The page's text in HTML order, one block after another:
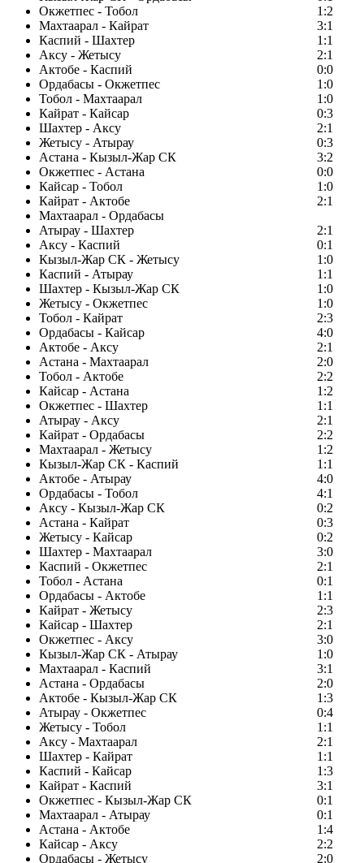
Окжетпес - Тобол
1:2
Махтаарал - Кайрат
3:1
Каспий - Шахтер
1:1
Аксу - Жетысу
2:1
Актобе - Каспий
0:0
Ордабасы - Окжетпес
1:0
Тобол - Махтаарал
1:0
Кайрат - Кайсар
0:3
Шахтер - Аксу
2:1
Жетысу - Атырау
0:3
Астана - Кызыл-Жар СК
3:2
Окжетпес - Астана
0:0
Кайсар - Тобол
1:0
Кайрат - Актобе
2:1
Махтаарал - Ордабасы
Атырау - Шахтер
2:1
Аксу - Каспий
0:1
Кызыл-Жар СК - Жетысу
1:0
Каспий - Атырау
1:1
Шахтер - Кызыл-Жар СК
1:0
Жетысу - Окжетпес
1:0
Тобол - Кайрат
2:3
Ордабасы - Кайсар
4:0
Актобе - Аксу
2:1
Астана - Махтаарал
2:0
Тобол - Актобе
2:2
Кайсар - Астана
1:2
Окжетпес - Шахтер
1:1
Атырау - Аксу
2:1
Кайрат - Ордабасы
2:2
Махтаарал - Жетысу
1:2
Кызыл-Жар СК - Каспий
1:1
Актобе - Атырау
4:0
Ордабасы - Тобол
4:1
Аксу - Кызыл-Жар СК
0:2
Астана - Кайрат
0:3
Жетысу - Кайсар
0:2
Шахтер - Махтаарал
3:0
Каспий - Окжетпес
2:1
Тобол - Астана
0:1
Ордабасы - Актобе
1:1
Кайрат - Жетысу
2:3
Кайсар - Шахтер
2:1
Окжетпес - Аксу
3:0
Кызыл-Жар СК - Атырау
1:0
Махтаарал - Каспий
3:1
Астана - Ордабасы
2:0
Актобе - Кызыл-Жар СК
1:3
Атырау - Окжетпес
0:4
Жетысу - Тобол
1:1
Аксу - Махтаарал
2:1
Шахтер - Кайрат
1:1
Каспий - Кайсар
1:3
Кайрат - Каспий
3:1
Окжетпес - Кызыл-Жар СК
0:1
Махтаарал - Атырау
0:1
Астана - Актобе
1:4
Кайсар - Аксу
2:2
Ордабасы - Жетысу
2:0